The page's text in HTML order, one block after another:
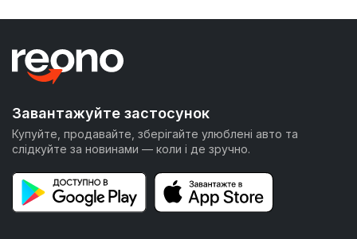
Завантажуйте застосунок
Купуйте, продавайте, зберігайте улюблені авто та
слідкуйте за новинами — коли і де зручно.